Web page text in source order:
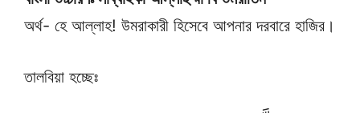
অর্থ- হে আল্লাহ! উমরাকারী হিসেবে আপনার দরবারে হাজির।
তালবিয়া হচ্ছেঃ